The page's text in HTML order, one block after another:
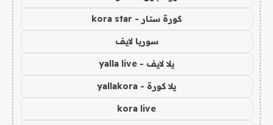
كورة ستار - kora star
سوريا لايف
يلا لايف - yalla live
يلا كورة - yallakora
kora live